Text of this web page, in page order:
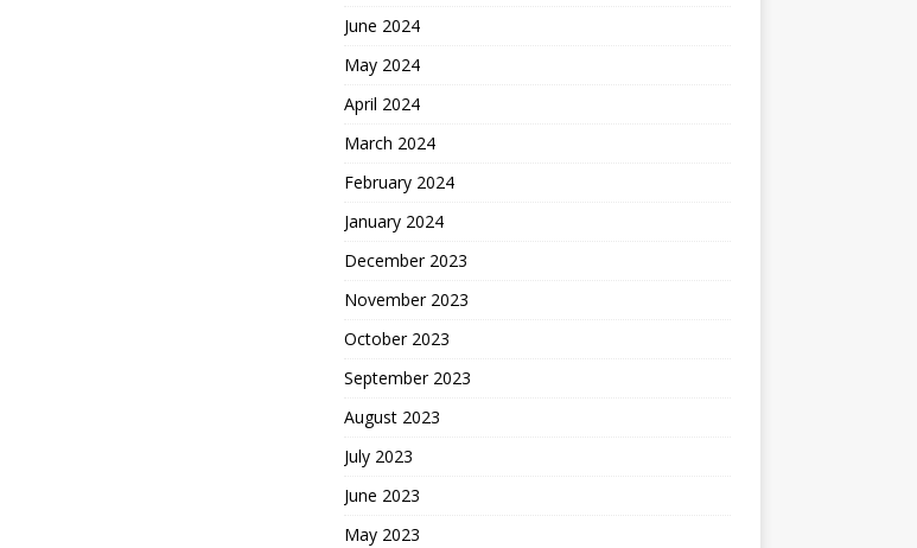
June 2024
May 2024
April 2024
March 2024
February 2024
January 2024
December 2023
November 2023
October 2023
September 2023
August 2023
July 2023
June 2023
May 2023